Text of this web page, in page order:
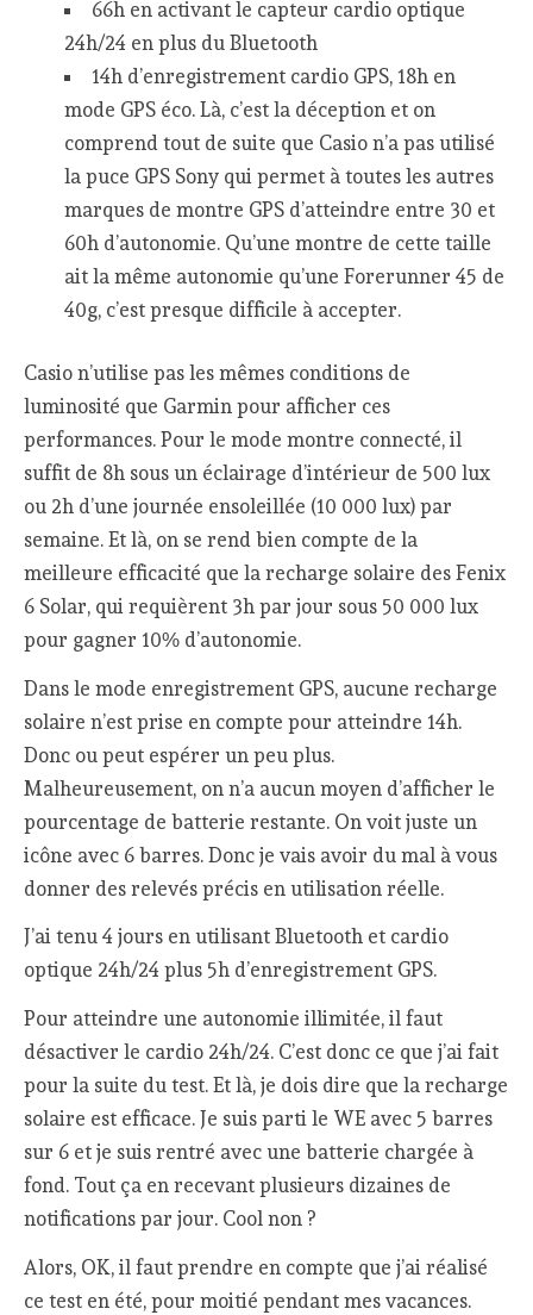
66h en activant le capteur cardio optique
24h/24 en plus du Bluetooth
14h d’enregistrement cardio GPS, 18h en
mode GPS éco. Là, c’est la déception et on
comprend tout de suite que Casio n’a pas utilisé
la puce GPS Sony qui permet à toutes les autres
marques de montre GPS d’atteindre entre 30 et
60h d’autonomie. Qu’une montre de cette taille
ait la même autonomie qu’une Forerunner 45 de
40g, c’est presque difficile à accepter.
Casio n’utilise pas les mêmes conditions de
luminosité que Garmin pour afficher ces
performances. Pour le mode montre connecté, il
suffit de 8h sous un éclairage d’intérieur de 500 lux
ou 2h d’une journée ensoleillée (10 000 lux) par
semaine. Et là, on se rend bien compte de la
meilleure efficacité que la recharge solaire des Fenix
6 Solar, qui requièrent 3h par jour sous 50 000 lux
pour gagner 10% d’autonomie.
Dans le mode enregistrement GPS, aucune recharge
solaire n’est prise en compte pour atteindre 14h.
Donc ou peut espérer un peu plus.
Malheureusement, on n’a aucun moyen d’afficher le
pourcentage de batterie restante. On voit juste un
icône avec 6 barres. Donc je vais avoir du mal à vous
donner des relevés précis en utilisation réelle.
J’ai tenu 4 jours en utilisant Bluetooth et cardio
optique 24h/24 plus 5h d’enregistrement GPS.
Pour atteindre une autonomie illimitée, il faut
désactiver le cardio 24h/24. C’est donc ce que j’ai fait
pour la suite du test. Et là, je dois dire que la recharge
solaire est efficace. Je suis parti le WE avec 5 barres
sur 6 et je suis rentré avec une batterie chargée à
fond. Tout ça en recevant plusieurs dizaines de
notifications par jour. Cool non ?
Alors, OK, il faut prendre en compte que j’ai réalisé
ce test en été, pour moitié pendant mes vacances.